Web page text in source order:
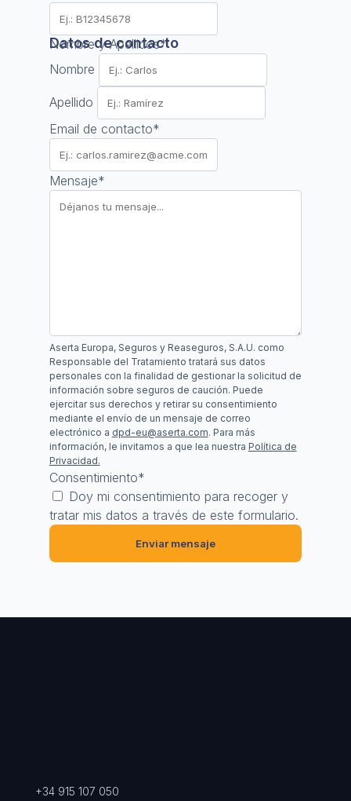
Datos de contacto
Nombre y Apellidos*
Nombre
Apellido
Email de contacto*
Mensaje*
Aserta Europa, Seguros y Reaseguros, S.A.U. como
Responsable del Tratamiento tratará sus datos
personales con la finalidad de gestionar la solicitud de
información sobre seguros de caución. Puede
ejercitar sus derechos y retirar su consentimiento
mediante el envío de un mensaje de correo
electrónico a dpd-eu@aserta.com. Para más
información, le invitamos a que lea nuestra Política de
Privacidad.
Consentimiento*
Doy mi consentimiento para recoger y
tratar mis datos a través de este formulario.
+34 915 107 050